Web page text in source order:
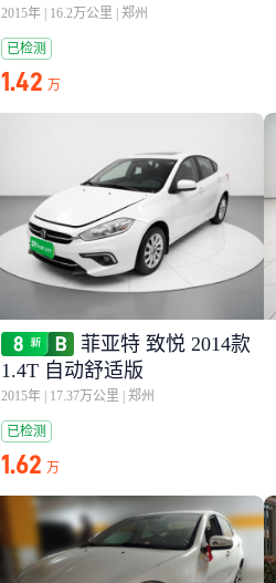
2015年 16.2万公里 郑州
已检测
1.42 万
菲亚特 致悦 2014款
1.4T 自动舒适版
2015年 17.37万公里 郑州
已检测
1.62 万